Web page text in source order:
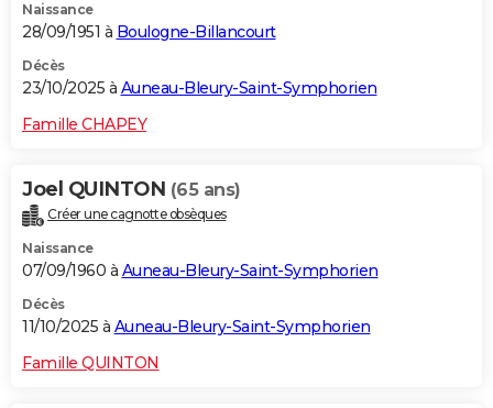
Naissance
28/09/1951 à Boulogne-Billancourt
Décès
23/10/2025 à Auneau-Bleury-Saint-Symphorien
Famille CHAPEY
Joel QUINTON (65 ans)
Créer une cagnotte obsèques
Naissance
07/09/1960 à Auneau-Bleury-Saint-Symphorien
Décès
11/10/2025 à Auneau-Bleury-Saint-Symphorien
Famille QUINTON